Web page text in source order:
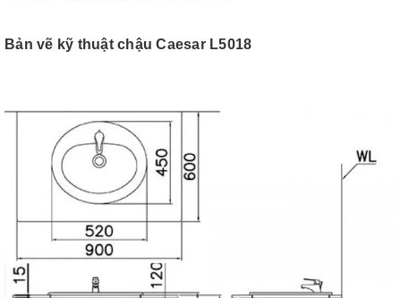
Bản vẽ kỹ thuật chậu Caesar L5018